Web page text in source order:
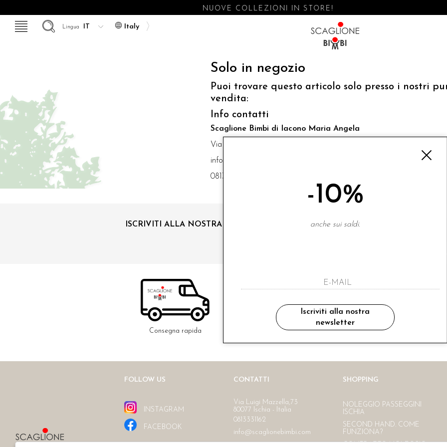
NUOVE COLLEZIONI IN STORE!
Italy
Lingua
Solo in negozio
Puoi trovare questo articolo solo presso i nostri
vendita:
Info contatti
Scaglione Bimbi di Iacono Maria Angela
Via Luigi Mazzella,73 80077 Ischia
info@scaglionebimbi.com
0813331162
ISCRIVITI ALLA NOSTRA NEWSLETTER
ho letto ed accettato le condizioni sulla
Consegna rapida Ritiro in negozio
Consegna gratuita in Italia
FOLLOW US
INSTAGRAM
FACEBOOK
CONTATTI
Via Luigi Mazzella,73
80077 Ischia - Italia
0813331162
info@scaglionebimbi.com
SHOPPING
NOLEGGIO PASSEGGINI
ISCHIA
SECOND HAND. COME
FUNZIONA?
-10%
anche sui saldi.
Iscriviti alla nostra
newsletter